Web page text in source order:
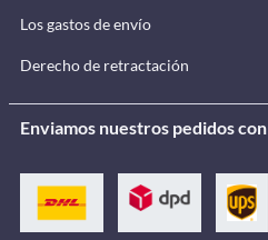
Los gastos de envío
Derecho de retractación
Enviamos nuestros pedidos con